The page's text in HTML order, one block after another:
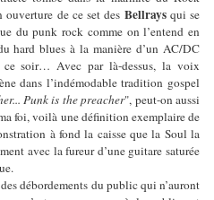
ouverture de ce set des Bellraysqui se
du punk rock comme on l’entend en
hard blues à la manière d’un AC/DC
soir… Avec par là-dessus, la voix
dans l’indémodable tradition gospel
Punk is the preacher", peut-on aussi
foi, voilà une définition exemplaire de
à fond la caisse que la Soul la
avec la fureur d’une guitare saturée
débordements du public qui n’auront